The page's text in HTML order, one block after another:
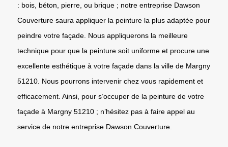
: bois, béton, pierre, ou brique ; notre entreprise Dawson
Couverture saura appliquer la peinture la plus adaptée pour
peindre votre façade. Nous appliquerons la meilleure
technique pour que la peinture soit uniforme et procure une
excellente esthétique à votre façade dans la ville de Margny
51210. Nous pourrons intervenir chez vous rapidement et
efficacement. Ainsi, pour s’occuper de la peinture de votre
façade à Margny 51210 ; n’hésitez pas à faire appel au
service de notre entreprise Dawson Couverture.